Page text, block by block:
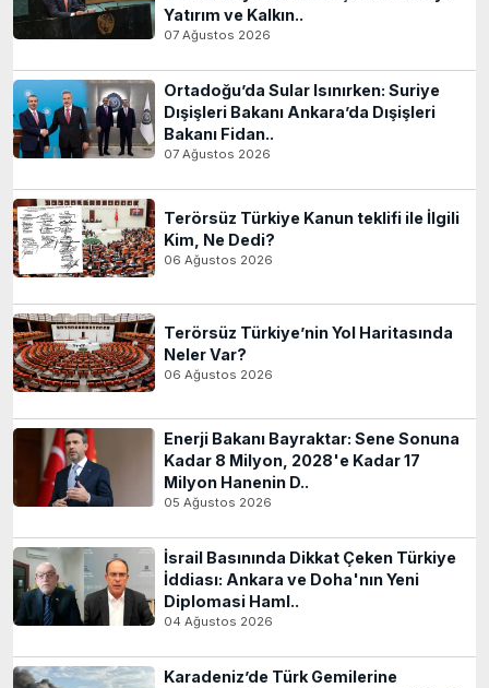
Yatırım ve Kalkın..
07 Ağustos 2026
Ortadoğu’da Sular Isınırken: Suriye
Dışişleri Bakanı Ankara’da Dışişleri
Bakanı Fidan..
07 Ağustos 2026
Terörsüz Türkiye Kanun teklifi ile İlgili
Kim, Ne Dedi?
06 Ağustos 2026
Terörsüz Türkiye’nin Yol Haritasında
Neler Var?
06 Ağustos 2026
Enerji Bakanı Bayraktar: Sene Sonuna
Kadar 8 Milyon, 2028'e Kadar 17
Milyon Hanenin D..
05 Ağustos 2026
İsrail Basınında Dikkat Çeken Türkiye
İddiası: Ankara ve Doha'nın Yeni
Diplomasi Haml..
04 Ağustos 2026
Karadeniz’de Türk Gemilerine